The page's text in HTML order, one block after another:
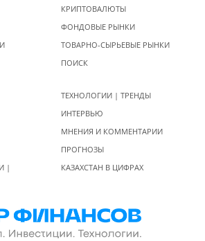
КРИПТОВАЛЮТЫ
ФОНДОВЫЕ РЫНКИ
ТОВАРНО-СЫРЬЕВЫЕ РЫНКИ
ПОИСК
|
ТЕХНОЛОГИИ | ТРЕНДЫ
ИНТЕРВЬЮ
МНЕНИЯ И КОММЕНТАРИИ
ПРОГНОЗЫ
КАЗАХСТАН В ЦИФРАХ